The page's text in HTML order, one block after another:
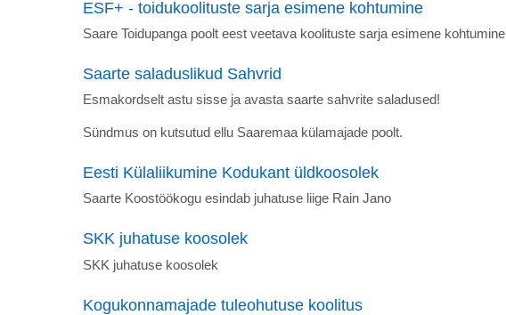
ESF+ - toidukoolituste sarja esimene kohtumine
Saare Toidupanga poolt eest veetava koolituste sarja esimene kohtumine
Saarte saladuslikud Sahvrid
Esmakordselt astu sisse ja avasta saarte sahvrite saladused!
Sündmus on kutsutud ellu Saaremaa külamajade poolt.
Eesti Külaliikumine Kodukant üldkoosolek
Saarte Koostöökogu esindab juhatuse liige Rain Jano
SKK juhatuse koosolek
SKK juhatuse koosolek
Kogukonnamajade tuleohutuse koolitus